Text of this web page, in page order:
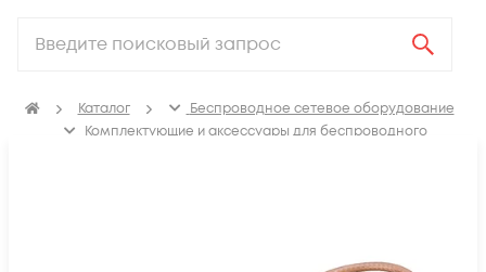
Каталог
Беспроводное сетевое оборудование
Комплектующие и аксессуары для беспроводного